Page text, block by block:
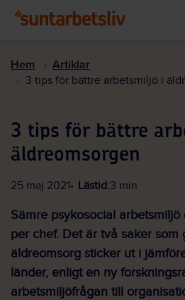
Hem Artiklar
3 tips för bättre arbetsmiljö i
3 tips för bättre
äldreomsorgen
25 maj 2021 Lästid:3 min
Sämre psykosocial
per chef. Det är två saker som
äldreomsorg sticker ut i
länder, enligt en ny
arbetsmiljöfrågan till